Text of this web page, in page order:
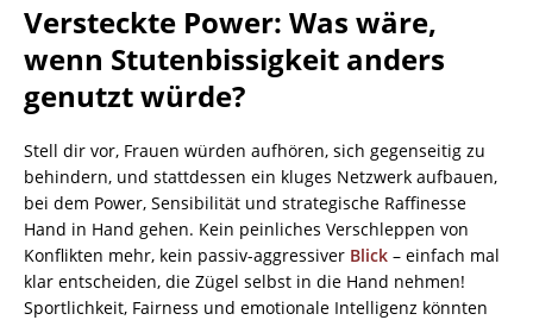
Versteckte Power: Was wäre,
wenn Stutenbissigkeit anders
genutzt würde?
Stell dir vor, Frauen würden aufhören, sich gegenseitig zu
behindern, und stattdessen ein kluges Netzwerk aufbauen,
bei dem Power, Sensibilität und strategische Raffinesse
Hand in Hand gehen. Kein peinliches Verschleppen von
Konflikten mehr, kein passiv-aggressiver Blick – einfach mal
klar entscheiden, die Zügel selbst in die Hand nehmen!
Sportlichkeit, Fairness und emotionale Intelligenz könnten